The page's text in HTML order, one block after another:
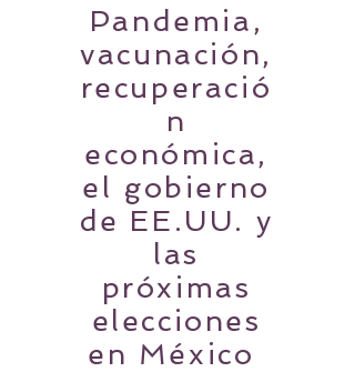
Pandemia,
vacunación,
recuperació
n
económica,
el gobierno
de EE.UU. y
las
próximas
elecciones
en México